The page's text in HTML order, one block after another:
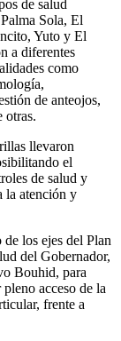
de salud
Sola, El
Yuto y El
a diferentes
como
de anteojos,
otras.
llevaron
el
de salud y
la atención y
los ejes del Plan
del Gobernador,
Bouhid, para
acceso de la
frente a